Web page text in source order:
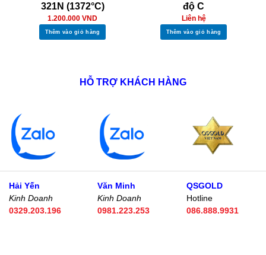
321N (1372°C)
1.200.000 VND
Thêm vào giỏ hàng
độ C
Liên hệ
Thêm vào giỏ hàng
HỖ TRỢ KHÁCH HÀNG
Hải Yến
Kinh Doanh
0329.203.196
Văn Minh
Kinh Doanh
0981.223.253
QSGOLD
Hotline
086.888.9931